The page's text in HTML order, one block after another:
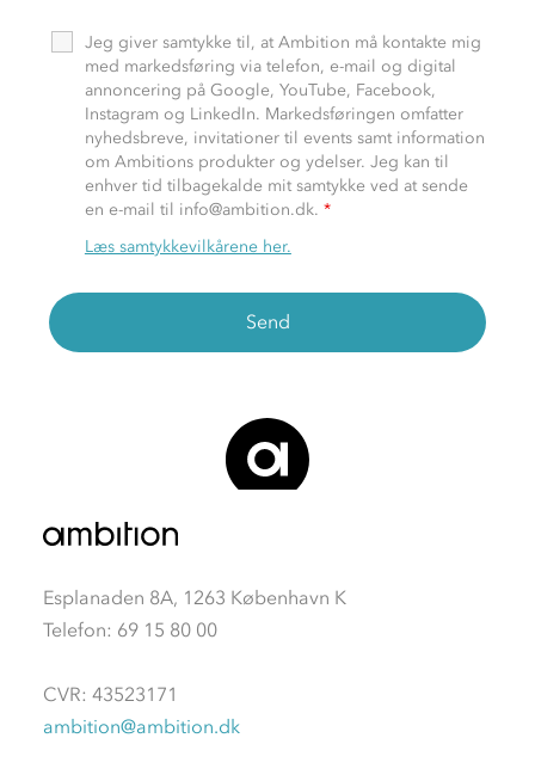
Jeg giver samtykke til, at Ambition må kontakte mig
med markedsføring via telefon, e-mail og digital
annoncering på Google, YouTube, Facebook,
Instagram og LinkedIn. Markedsføringen omfatter
nyhedsbreve, invitationer til events samt information
om Ambitions produkter og ydelser. Jeg kan til
enhver tid tilbagekalde mit samtykke ved at sende
en e-mail til info@ambition.dk. *
Læs samtykkevilkårene her.
Esplanaden 8A, 1263 København K
Telefon: 69 15 80 00
CVR: 43523171
ambition@ambition.dk